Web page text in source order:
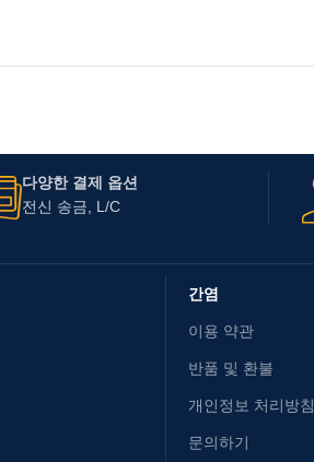
다양한 결제 옵션
전신 송금, L/C
간염
이용 약관
반품 및 환불
개인정보 처리방침
문의하기